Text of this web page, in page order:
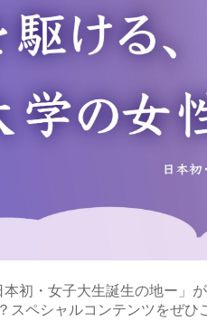
初・女子大生誕生の地ー」が
ペシャルコンテンツをぜひ